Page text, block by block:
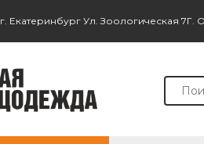
г. Екатеринбург Ул. Зоологическая 7Г.